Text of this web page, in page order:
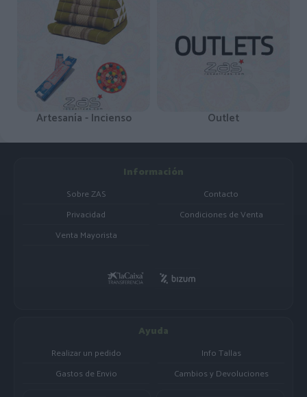
Artesanía - Incienso Outlet
Información
Sobre ZAS
Contacto
Privacidad
Condiciones de Venta
Venta Mayorista
Ayuda
Realizar un pedido
Info Tallas
Gastos de Envio
Cambios y Devoluciones